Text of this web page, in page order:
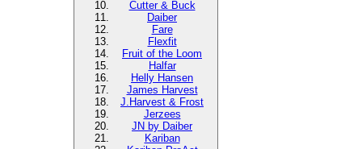
Cutter & Buck
Daiber
Fare
Flexfit
Fruit of the Loom
Halfar
Helly Hansen
James Harvest
J.Harvest & Frost
Jerzees
JN by Daiber
Kariban